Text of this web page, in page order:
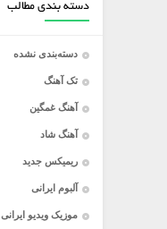
دسته بندی مطالب
دسته‌بندی نشده
تک آهنگ
آهنگ غمگین
آهنگ شاد
ریمیکس جدید
آلبوم ایرانی
موزیک ویدیو ایرانی